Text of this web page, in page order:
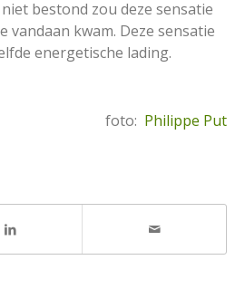
bestond zou deze sensatie
kwam. Deze sensatie
energetische lading.
foto: Philippe Put